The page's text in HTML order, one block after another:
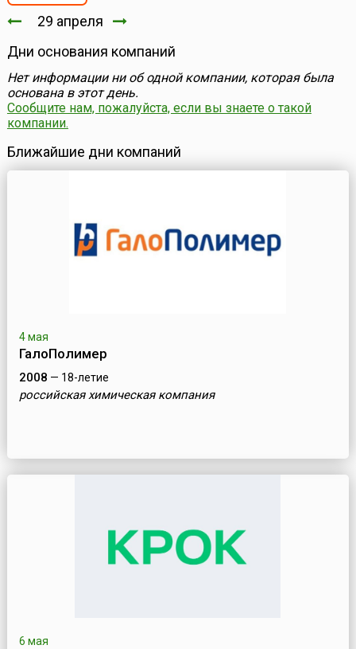
29 апреля
Дни основания компаний
Нет информации ни об одной компании, которая была
основана в этот день.
Сообщите нам, пожалуйста, если вы знаете о такой
компании.
Ближайшие дни компаний
4 мая
ГалоПолимер
2008 — 18-летие
российская химическая компания
6 мая